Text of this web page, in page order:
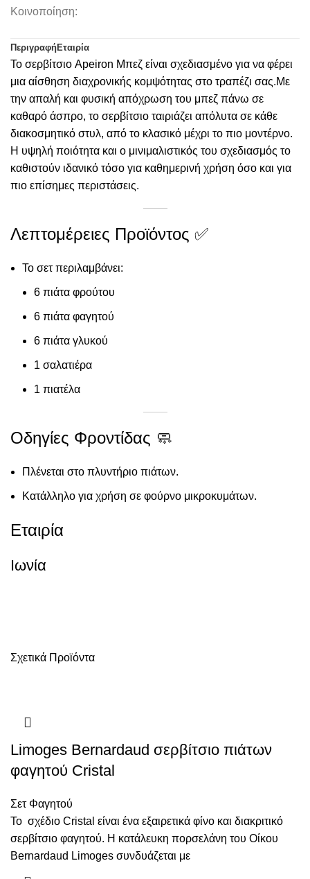
Κοινοποίηση:
ΠεριγραφήΕταιρία
Το σερβίτσιο Apeiron Μπεζ είναι σχεδιασμένο για να φέρει
μια αίσθηση διαχρονικής κομψότητας στο τραπέζι σας.Με
την απαλή και φυσική απόχρωση του μπεζ πάνω σε
καθαρό άσπρο, το σερβίτσιο ταιριάζει απόλυτα σε κάθε
διακοσμητικό στυλ, από το κλασικό μέχρι το πιο μοντέρνο.
Η υψηλή ποιότητα και ο μινιμαλιστικός του σχεδιασμός το
καθιστούν ιδανικό τόσο για καθημερινή χρήση όσο και για
πιο επίσημες περιστάσεις.
Λεπτομέρειες Προϊόντος ✅
Το σετ περιλαμβάνει:
6 πιάτα φρούτου
6 πιάτα φαγητού
6 πιάτα γλυκού
1 σαλατιέρα
1 πιατέλα
Οδηγίες Φροντίδας 🧼
Πλένεται στο πλυντήριο πιάτων.
Κατάλληλο για χρήση σε φούρνο μικροκυμάτων.
Εταιρία
Ιωνία
Σχετικά Προϊόντα
Limoges Bernardaud σερβίτσιο πιάτων
φαγητού Cristal
Σετ Φαγητού
Το σχέδιο Cristal είναι ένα εξαιρετικά φίνο και διακριτικό
σερβίτσιο φαγητού. Η κατάλευκη πορσελάνη του Οίκου
Bernardaud Limoges συνδυάζεται με